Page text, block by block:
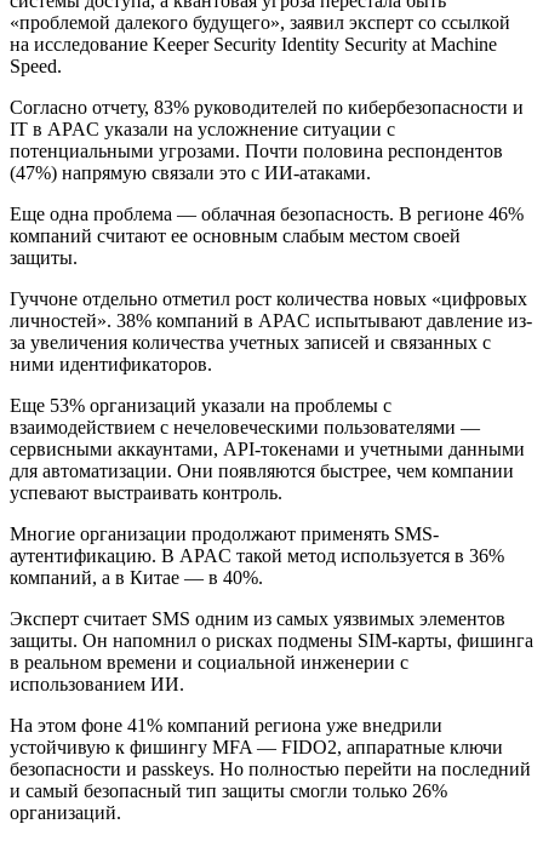
«проблемой далекого будущего», заявил эксперт со ссылкой
на исследование Keeper Security Identity Security at Machine
Speed.
Согласно отчету, 83% руководителей по кибербезопасности и
IT в APAC указали на усложнение ситуации с
потенциальными угрозами. Почти половина респондентов
(47%) напрямую связали это с ИИ-атаками.
Еще одна проблема — облачная безопасность. В регионе 46%
компаний считают ее основным слабым местом своей
защиты.
Гуччоне отдельно отметил рост количества новых «цифровых
личностей». 38% компаний в APAC испытывают давление из-
за увеличения количества учетных записей и связанных с
ними идентификаторов.
Еще 53% организаций указали на проблемы с
взаимодействием с нечеловеческими пользователями —
сервисными аккаунтами, API-токенами и учетными данными
для автоматизации. Они появляются быстрее, чем компании
успевают выстраивать контроль.
Многие организации продолжают применять SMS-
аутентификацию. В APAC такой метод используется в 36%
компаний, а в Китае — в 40%.
Эксперт считает SMS одним из самых уязвимых элементов
защиты. Он напомнил о рисках подмены SIM-карты, фишинга
в реальном времени и социальной инженерии с
использованием ИИ.
На этом фоне 41% компаний региона уже внедрили
устойчивую к фишингу MFA — FIDO2, аппаратные ключи
безопасности и passkeys. Но полностью перейти на последний
и самый безопасный тип защиты смогли только 26%
организаций.